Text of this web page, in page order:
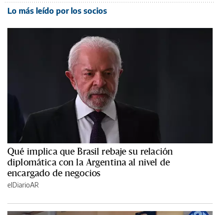
Lo más leído por los socios
Qué implica que Brasil rebaje su relación
diplomática con la Argentina al nivel de
encargado de negocios
elDiarioAR